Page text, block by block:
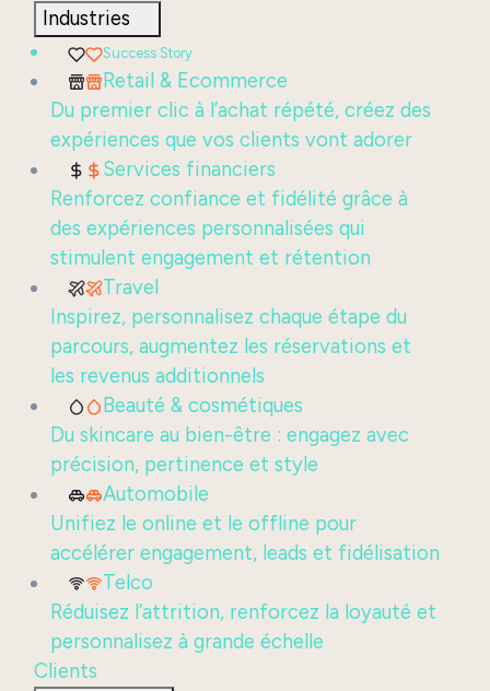
Industries
Success Story
Retail & Ecommerce
Du premier clic à l’achat répété, créez des
expériences que vos clients vont adorer
Services financiers
Renforcez confiance et fidélité grâce à
des expériences personnalisées qui
stimulent engagement et rétention
Travel
Inspirez, personnalisez chaque étape du
parcours, augmentez les réservations et
les revenus additionnels
Beauté & cosmétiques
Du skincare au bien-être : engagez avec
précision, pertinence et style
Automobile
Unifiez le online et le offline pour
accélérer engagement, leads et fidélisation
Telco
Réduisez l’attrition, renforcez la loyauté et
personnalisez à grande échelle
Clients